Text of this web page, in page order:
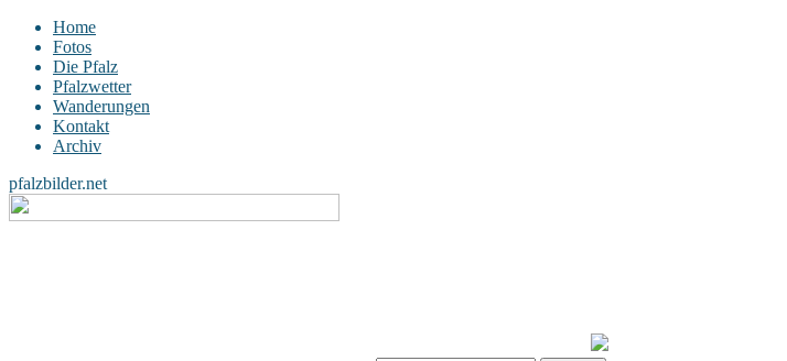
Home
Fotos
Die Pfalz
Pfalzwetter
Wanderungen
Kontakt
Archiv
pfalzbilder.net